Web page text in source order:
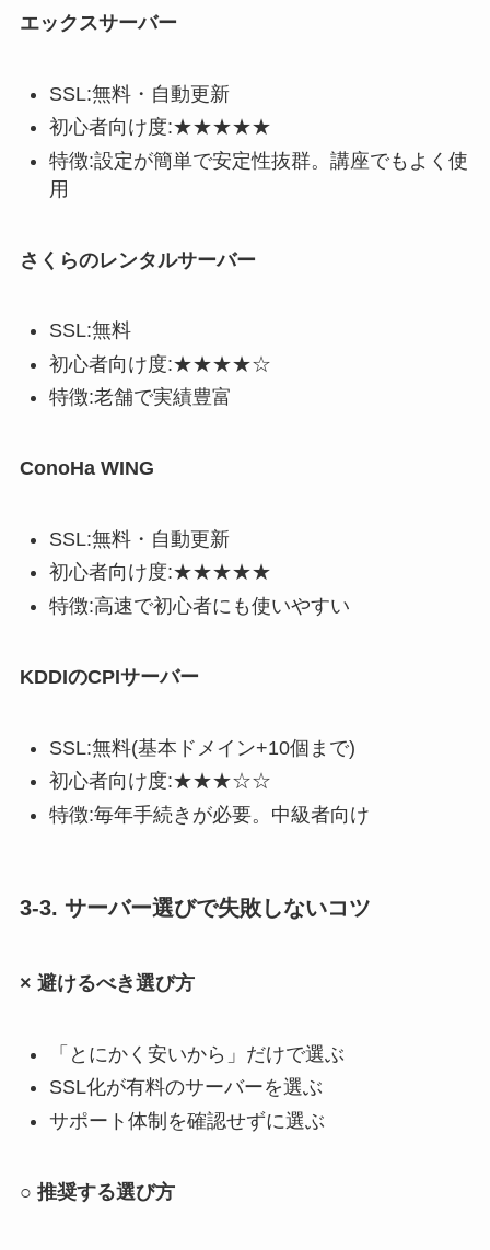
エックスサーバー
SSL:無料・自動更新
初心者向け度:★★★★★
特徴:設定が簡単で安定性抜群。講座でもよく使
用
さくらのレンタルサーバー
SSL:無料
初心者向け度:★★★★☆
特徴:老舗で実績豊富
ConoHa WING
SSL:無料・自動更新
初心者向け度:★★★★★
特徴:高速で初心者にも使いやすい
KDDIのCPIサーバー
SSL:無料(基本ドメイン+10個まで)
初心者向け度:★★★☆☆
特徴:毎年手続きが必要。中級者向け
3-3. サーバー選びで失敗しないコツ
× 避けるべき選び方
「とにかく安いから」だけで選ぶ
SSL化が有料のサーバーを選ぶ
サポート体制を確認せずに選ぶ
○ 推奨する選び方